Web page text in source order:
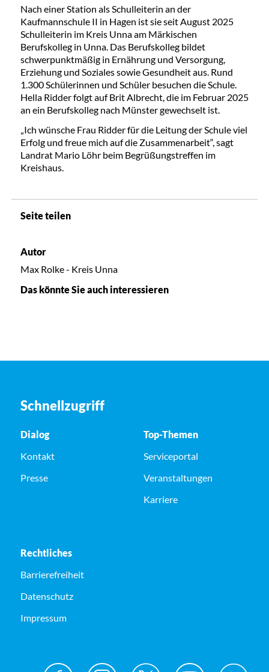
Nach einer Station als Schulleiterin an der
Kaufmannschule II in Hagen ist sie seit August 2025
Schulleiterin im Kreis Unna am Märkischen
Berufskolleg in Unna. Das Berufskolleg bildet
schwerpunktmäßig in Ernährung und Versorgung,
Erziehung und Soziales sowie Gesundheit aus. Rund
1.300 Schülerinnen und Schüler besuchen die Schule.
Hella Ridder folgt auf Brit Albrecht, die im Februar 2025
an ein Berufskolleg nach Münster gewechselt ist.
„Ich wünsche Frau Ridder für die Leitung der Schule viel
Erfolg und freue mich auf die Zusammenarbeit“, sagt
Landrat Mario Löhr beim Begrüßungstreffen im
Kreishaus.
Seite teilen
Autor
Max Rolke - Kreis Unna
Das könnte Sie auch interessieren
Schnellzugriff
Dialog
Kontakt
Presse
Top-Themen
Serviceportal
Veranstaltungen
Karriere
Rechtliches
Barrierefreiheit
Datenschutz
Impressum